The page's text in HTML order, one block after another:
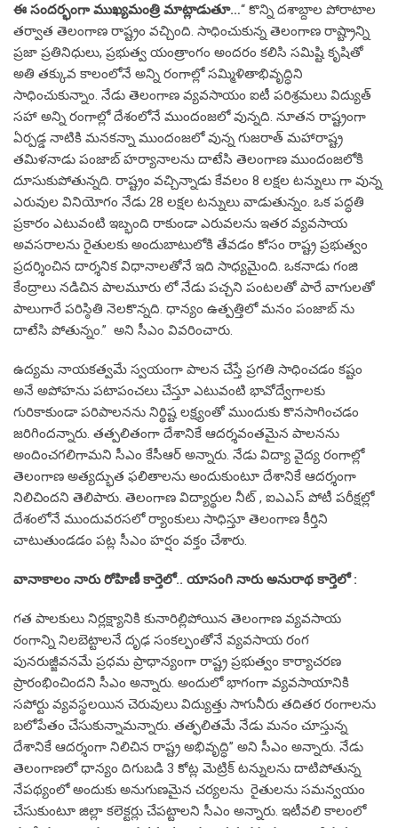
ఈ సందర్భంగా ముఖ్యమంత్రి మాట్లాడుతూ…‘‘ కొన్ని దశాబ్దాల పోరాటాల
తర్వాత తెలంగాణ రాష్ట్రం వచ్చింది. సాధించుకున్న తెలంగాణ రాష్ట్రాన్ని
ప్రజా ప్రతినిధులు, ప్రభుత్వ యంత్రాంగం అందరం కలిసి సమిష్టి కృషితో
అతి తక్కువ కాలంలోనే అన్ని రంగాల్లో సమ్మిళితాభివృద్ధిని
సాధించుకున్నాం. నేడు తెలంగాణ వ్యవసాయం ఐటీ పరిశ్రమలు విద్యుత్
సహా అన్ని రంగాల్లో దేశంలోనే ముందంజలో వున్నది. నూతన రాష్ట్రంగా
ఏర్పడ్డ నాటికి మనకన్నా ముందంజలో వున్న గుజరాత్ మహారాష్ట్ర
తమిళనాడు పంజాబ్ హర్యానాలను దాటేసి తెలంగాణ ముందంజలోకి
దూసుకుపోతున్నది. రాష్ట్రం వచ్చిన్నాడు కేవలం 8 లక్షల టన్నులు గా వున్న
ఎరువుల వినియోగం నేడు 28 లక్షల టన్నులు వాడుతున్నం. ఒక పద్ధతి
ప్రకారం ఎటువంటి ఇబ్భంది రాకుండా ఎరువలను ఇతర వ్యవసాయ
అవసరాలను రైతులకు అందుబాటులోకి తేవడం కోసం రాష్ట్ర ప్రభుత్వం
ప్రదర్శించిన దార్శనిక విధానాలతోనే ఇది సాధ్యమైంది. ఒకనాడు గంజి
కేంద్రాలు నడిచిన పాలమూరు లో నేడు పచ్చని పంటలతో పారే వాగులతో
పాలుగారే పరిస్ఠితి నెలకొన్నది. ధాన్యం ఉత్పత్తిలో మనం పంజాబ్ ను
దాటేసి పోతున్నం.’’ అని సీఎం వివరించారు.
ఉద్యమ నాయకత్వమే స్వయంగా పాలన చేస్తే ప్రగతి సాధించడం కష్టం
అనే అపోహను పటాపంచలు చేస్తూ ఎటువంటి భావోద్వేగాలకు
గురికాకుండా పరిపాలనను నిర్థిష్ట లక్ష్యంతో ముందుకు కొనసాగించడం
జరిగిందన్నారు. తత్పలితంగా దేశానికే ఆదర్శవంతమైన పాలనను
అందించగలిగామని సీఎం కేసీఆర్ అన్నారు. నేడు విద్యా వైద్య రంగాల్లో
తెలంగాణ అత్యద్భుత ఫలితాలను అందుకుంటూ దేశానికే ఆదర్శంగా
నిలిచిందని తెలిపారు. తెలంగాణ విద్యార్థుల నీట్ , ఐఎఎస్ పోటీ పరీక్షల్లో
దేశంలోనే ముందువరసలో ర్యాంకులు సాధిస్తూ తెలంగాణ కీర్తిని
చాటుతుండడం పట్ల సీఎం హర్షం వక్తం చేశారు.
వానాకాలం నారు రోహిణీ కార్తెలో.. యాసంగి నారు అనురాథ కార్తెలో :
గత పాలకులు నిర్లక్ష్యానికి కునారిల్లిపోయిన తెలంగాణ వ్యవసాయ
రంగాన్ని నిలబెట్టాలనే దృఢ సంకల్పంతోనే వ్యవసాయ రంగ
పునరుజ్జీవనమే ప్రధమ ప్రాధాన్యంగా రాష్ట్ర ప్రభుత్వం కార్యాచరణ
ప్రారంభించిందని సీఎం అన్నారు. అందులో భాగంగా వ్యవసాయానికి
సపోర్టు వ్యవస్థలయిన చెరువులు విద్యుత్తు సాగునీరు తదితర రంగాలను
బలోపేతం చేసుకున్నామన్నారు. తత్ఫలితమే నేడు మనం చూస్తున్న
దేశానికే ఆదర్శంగా నిలిచిన రాష్ట్ర అభివృద్ధి’’ అని సీఎం అన్నారు. నేడు
తెలంగాణలో ధాన్యం దిగుబడి 3 కోట్ల మెట్రిక్ టన్నులను దాటిపోతున్న
నేపథ్యంలో అందుకు అనుగుణమైన చర్యలను రైతులను సమన్వయం
చేసుకుంటూ జిల్లా కలెక్టర్లు చేపట్టాలని సీఎం అన్నారు. ఇటీవలి కాలంలో